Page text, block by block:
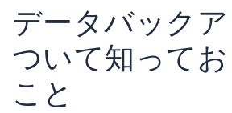
データバック
ついて知って
こと